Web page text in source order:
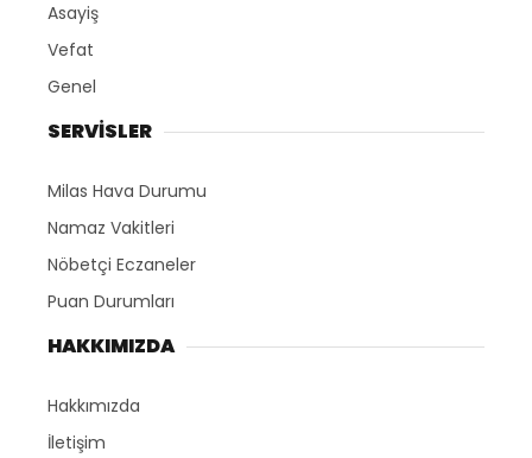
Asayiş
Vefat
Genel
SERVİSLER
Milas Hava Durumu
Namaz Vakitleri
Nöbetçi Eczaneler
Puan Durumları
HAKKIMIZDA
Hakkımızda
İletişim